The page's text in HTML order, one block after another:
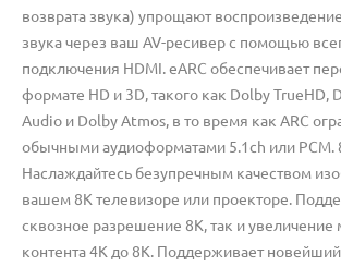
возврата звука) упрощают
звука через ваш AV-ресивер с помощью
подключения HDMI. eARC обеспечивает
формате HD и 3D, такого как Dolby TrueHD,
Audio и Dolby Atmos, в то время как ARC
обычными аудиоформатами 5.1ch или PCM.
Наслаждайтесь безупречным качеством
вашем 8K телевизоре или проекторе.
сквозное разрешение 8K, так и увеличение
контента 4K до 8K. Поддерживает